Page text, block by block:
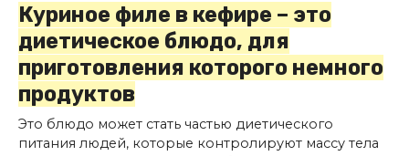
Куриное филе в кефире – это
диетическое блюдо, для
приготовления которого немного
продуктов
Это блюдо может стать частью диетического
питания людей, которые контролируют массу тела